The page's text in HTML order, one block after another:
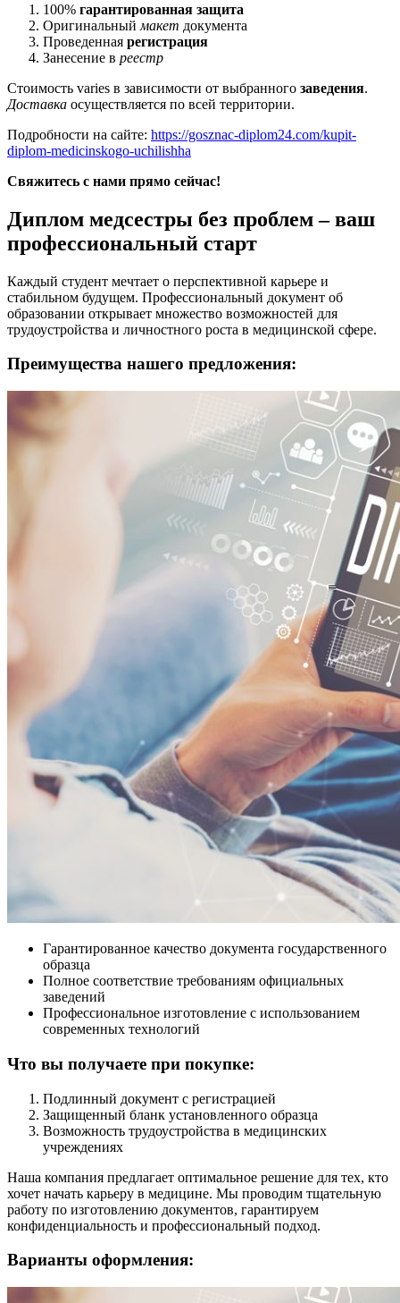
100% гарантированная защита
Оригинальный макет документа
Проведенная регистрация
Занесение в реестр
Стоимость varies в зависимости от выбранного заведения.
Доставка осуществляется по всей территории.
Подробности на сайте: https://gosznac-diplom24.com/kupit-
diplom-medicinskogo-uchilishha
Свяжитесь с нами прямо сейчас!
Диплом медсестры без проблем – ваш
профессиональный старт
Каждый студент мечтает о перспективной карьере и
стабильном будущем. Профессиональный документ об
образовании открывает множество возможностей для
трудоустройства и личностного роста в медицинской сфере.
Преимущества нашего предложения:
Гарантированное качество документа государственного
образца
Полное соответствие требованиям официальных
заведений
Профессиональное изготовление с использованием
современных технологий
Что вы получаете при покупке:
Подлинный документ с регистрацией
Защищенный бланк установленного образца
Возможность трудоустройства в медицинских
учреждениях
Наша компания предлагает оптимальное решение для тех, кто
хочет начать карьеру в медицине. Мы проводим тщательную
работу по изготовлению документов, гарантируем
конфиденциальность и профессиональный подход.
Варианты оформления: